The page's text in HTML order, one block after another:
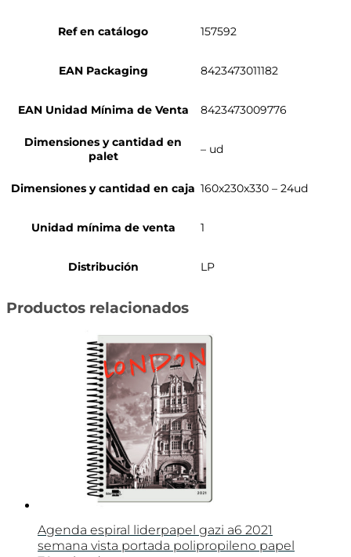
Ref en catálogo 157592
EAN Packaging 8423473011182
EAN Unidad Mínima de Venta 8423473009776
Dimensiones y cantidad en
palet
– ud
Dimensiones y cantidad en caja 160x230x330 – 24ud
Unidad mínima de venta 1
Distribución LP
Productos relacionados
Agenda espiral liderpapel gazi a6 2021
semana vista portada polipropileno papel